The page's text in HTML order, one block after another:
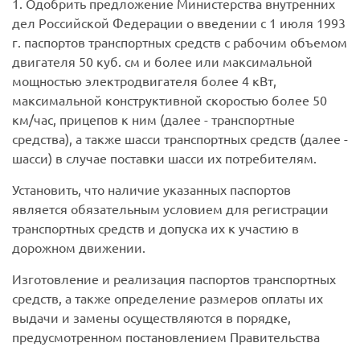
1. Одобрить предложение Министерства внутренних
дел Российской Федерации о введении с 1 июля 1993
г. паспортов транспортных средств с рабочим объемом
двигателя 50 куб. см и более или максимальной
мощностью электродвигателя более 4 кВт,
максимальной конструктивной скоростью более 50
км/час, прицепов к ним (далее - транспортные
средства), а также шасси транспортных средств (далее -
шасси) в случае поставки шасси их потребителям.
Установить, что наличие указанных паспортов
является обязательным условием для регистрации
транспортных средств и допуска их к участию в
дорожном движении.
Изготовление и реализация паспортов транспортных
средств, а также определение размеров оплаты их
выдачи и замены осуществляются в порядке,
предусмотренном постановлением Правительства